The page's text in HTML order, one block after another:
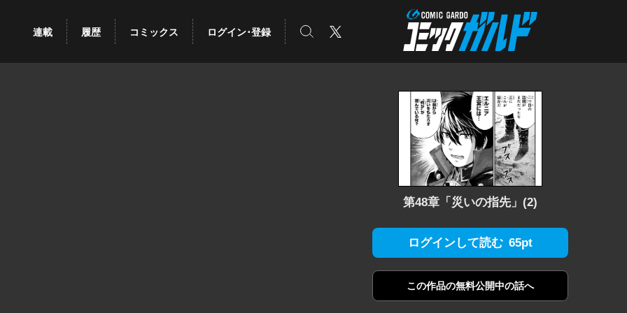
コミックガルド
連載 履歴 コミックス ログイン･登録 検索 X
第48章「災いの指先」(2)
ログインして読む 65pt
この作品の無料公開中の話へ